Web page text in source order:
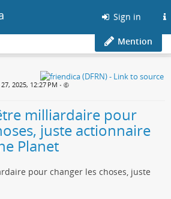
Sign in
Mention
2025, 12:27 PM •
milliardaire pour
juste actionnaire
Planet
pour changer les choses, juste